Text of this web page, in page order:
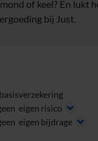
of keel? En
bij Just.
eigen risico
eigen bijdrage